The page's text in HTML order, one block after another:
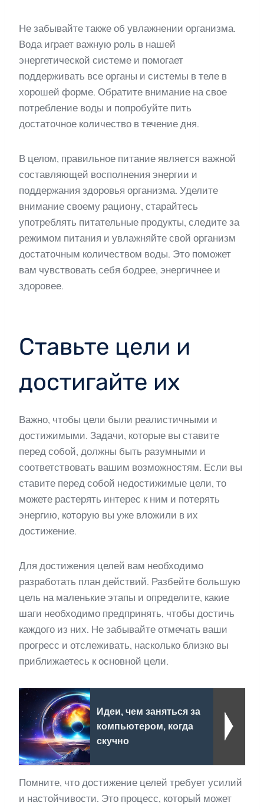
Не забывайте также об увлажнении организма.
Вода играет важную роль в нашей
энергетической системе и помогает
поддерживать все органы и системы в теле в
хорошей форме. Обратите внимание на свое
потребление воды и попробуйте пить
достаточное количество в течение дня.
В целом, правильное питание является важной
составляющей восполнения энергии и
поддержания здоровья организма. Уделите
внимание своему рациону, старайтесь
употреблять питательные продукты, следите за
режимом питания и увлажняйте свой организм
достаточным количеством воды. Это поможет
вам чувствовать себя бодрее, энергичнее и
здоровее.
Ставьте цели и
достигайте их
Важно, чтобы цели были реалистичными и
достижимыми. Задачи, которые вы ставите
перед собой, должны быть разумными и
соответствовать вашим возможностям. Если вы
ставите перед собой недостижимые цели, то
можете растерять интерес к ним и потерять
энергию, которую вы уже вложили в их
достижение.
Для достижения целей вам необходимо
разработать план действий. Разбейте большую
цель на маленькие этапы и определите, какие
шаги необходимо предпринять, чтобы достичь
каждого из них. Не забывайте отмечать ваши
прогресс и отслеживать, насколько близко вы
приближаетесь к основной цели.
Идеи, чем заняться за
компьютером, когда
скучно
Помните, что достижение целей требует усилий
и настойчивости. Это процесс, который может